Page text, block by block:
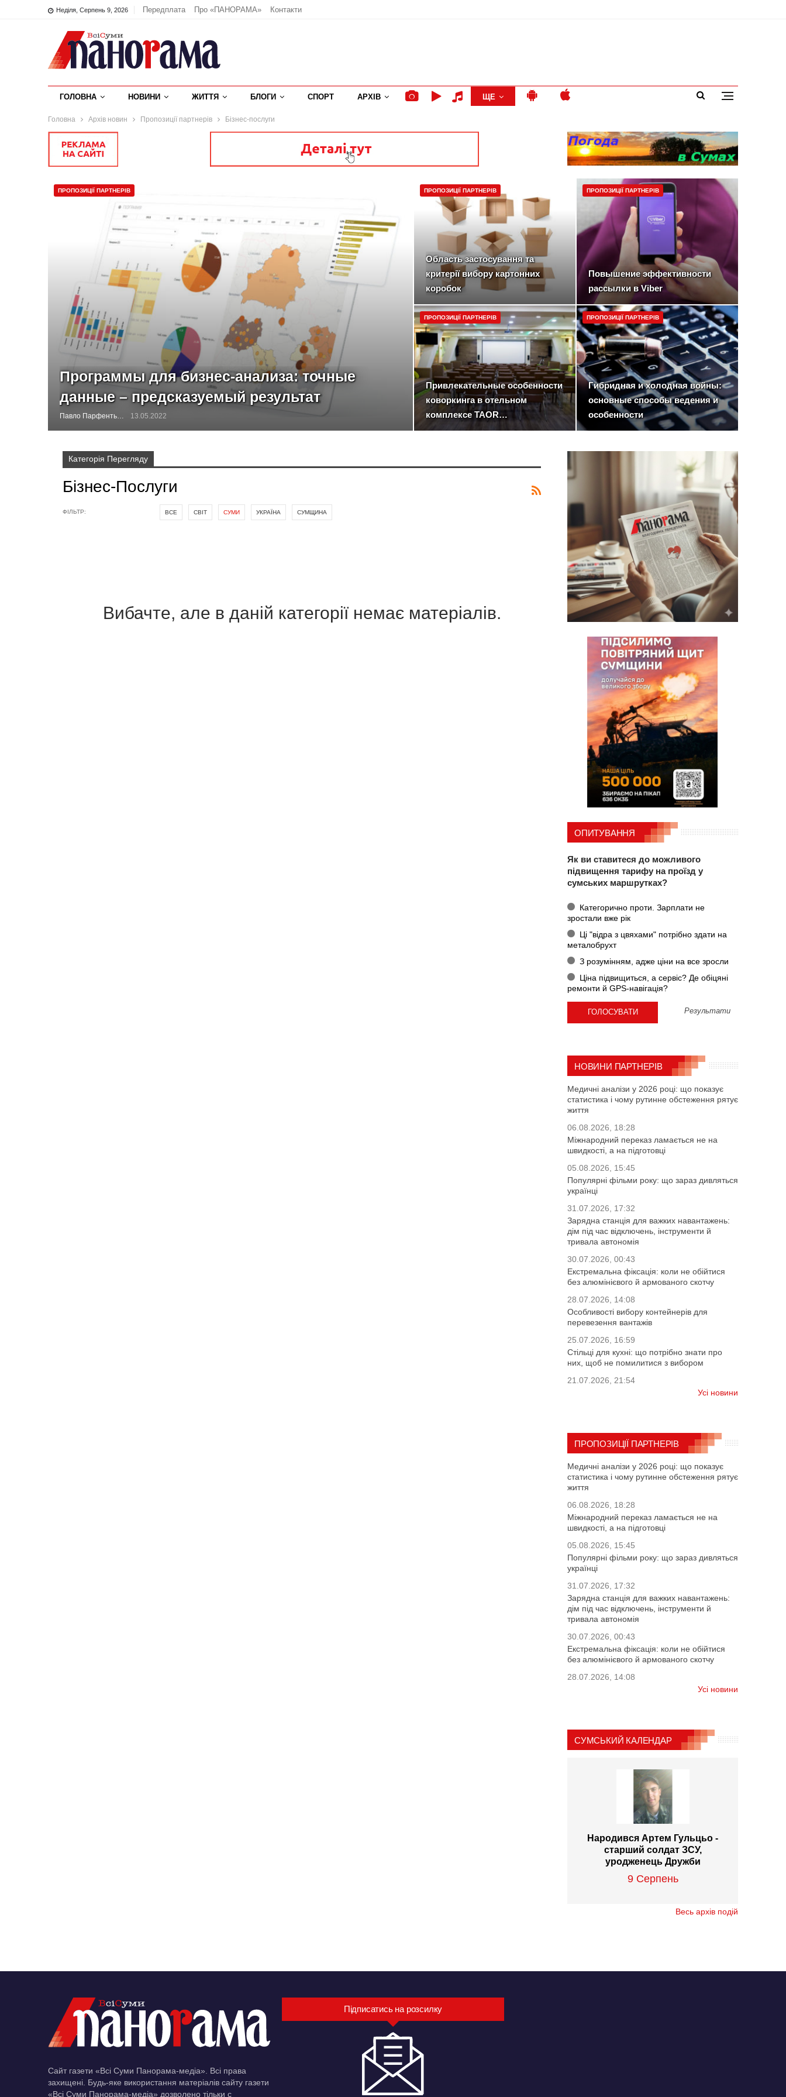
Неділя, Серпень 9, 2026 Передплата Про «ПАНОРАМА» Контакти
ГОЛОВНА НОВИНИ ЖИТТЯ БЛОГИ СПОРТ АРХІВ ЩЕ
Головна Архів новин Пропозиції партнерів Бізнес-послуги
ПРОПОЗИЦІЇ ПАРТНЕРІВ
Программы для бизнес-анализа: точные
данные – предсказуемый результат
Павло Парфентьєв 13.05.2022
ПРОПОЗИЦІЇ ПАРТНЕРІВ
Область застосування та
критерії вибору картонних
коробок
ПРОПОЗИЦІЇ ПАРТНЕРІВ
Повышение эффективности
рассылки в Viber
ПРОПОЗИЦІЇ ПАРТНЕРІВ
Привлекательные особенности
коворкинга в отельном
комплексе TAOR…
ПРОПОЗИЦІЇ ПАРТНЕРІВ
Гибридная и холодная войны:
основные способы ведения и
особенности
Категорія Перегляду
Бізнес-Послуги
ФІЛЬТР: ВСЕ СВІТ СУМИ СУМЩИНА
УКРАЇНА
Вибачте, але в даній категорії немає матеріалів.
ОПИТУВАННЯ
Як ви ставитеся до можливого
підвищення тарифу на проїзд у
сумських маршрутках?
Категорично проти. Зарплати не
зростали вже рік
Ці "відра з цвяхами" потрібно здати на
металобрухт
З розумінням, адже ціни на все зросли
Ціна підвищиться, а сервіс? Де обіцяні
ремонти й GPS-навігація?
Результати
НОВИНИ ПАРТНЕРІВ
Медичні аналізи у 2026 році: що показує
статистика і чому рутинне обстеження рятує
життя
06.08.2026, 18:28
Міжнародний переказ ламається не на
швидкості, а на підготовці
05.08.2026, 15:45
Популярні фільми року: що зараз дивляться
українці
31.07.2026, 17:32
Зарядна станція для важких навантажень:
дім під час відключень, інструменти й
тривала автономія
30.07.2026, 00:43
Екстремальна фіксація: коли не обійтися
без алюмінієвого й армованого скотчу
28.07.2026, 14:08
Особливості вибору контейнерів для
перевезення вантажів
25.07.2026, 16:59
Стільці для кухні: що потрібно знати про
них, щоб не помилитися з вибором
21.07.2026, 21:54
Усі новини
ПРОПОЗИЦІЇ ПАРТНЕРІВ
Медичні аналізи у 2026 році: що показує
статистика і чому рутинне обстеження рятує
життя
06.08.2026, 18:28
Міжнародний переказ ламається не на
швидкості, а на підготовці
05.08.2026, 15:45
Популярні фільми року: що зараз дивляться
українці
31.07.2026, 17:32
Зарядна станція для важких навантажень:
дім під час відключень, інструменти й
тривала автономія
30.07.2026, 00:43
Екстремальна фіксація: коли не обійтися
без алюмінієвого й армованого скотчу
28.07.2026, 14:08
Усі новини
СУМСЬКИЙ КАЛЕНДАР
Народився Артем Гульцьо -
старший солдат ЗСУ,
уродженець Дружби
9 Серпень
Весь архів подій
Сайт газети «Всі Суми Панорама-медіа». Всі права
захищені. Будь-яке використання матеріалів сайту газети
«Всі Суми Панорама-медіа» дозволено тільки c
Підписатись на розсилку